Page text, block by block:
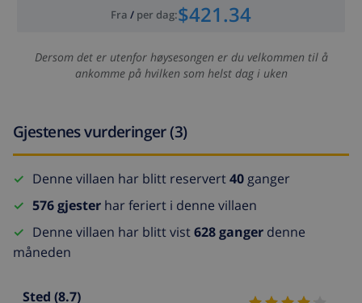
Fra / per dag:$421.34
Dersom det er utenfor høysesongen er du velkommen til å
ankomme på hvilken som helst dag i uken
Gjestenes vurderinger (3)
Denne villaen har blitt reservert40ganger
576 gjester har feriert i denne villaen
Denne villaen har blitt vist628 ganger denne
måneden
Sted (8.7)